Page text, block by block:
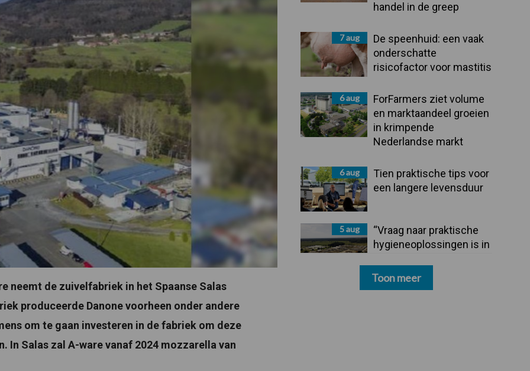
neemt de zuivelfabriek in het Spaanse Salas
produceerde Danone voorheen onder andere
om te gaan investeren in de fabriek om deze
Salas zal A-ware vanaf 2024 mozzarella van
handel in de greep
7 aug
De speenhuid: een vaak
onderschatte
risicofactor voor mastitis
6 aug
ForFarmers ziet volume
en marktaandeel groeien
in krimpende
Nederlandse markt
6 aug
Tien praktische tips voor
een langere levensduur
5 aug
“Vraag naar praktische
hygieneoplossingen is in
Toon meer